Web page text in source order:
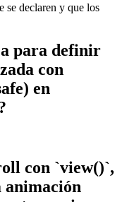
se declaren y que los
para definir
con
en
con `view()`,
animación